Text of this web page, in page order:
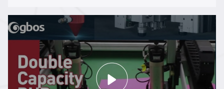
склеивание полиуретаном для нижнего белья
без швов (DP-GN1280TT-AT-SCCD)